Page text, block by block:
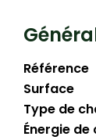
Référence
Surface
Type de
Énergie